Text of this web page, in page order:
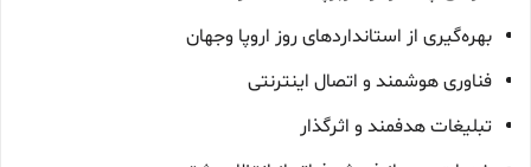
بهره‌گیری از استانداردهای روز اروپا وجهان
فناوری هوشمند و اتصال اینترنتی
تبلیغات هدفمند و اثرگذار